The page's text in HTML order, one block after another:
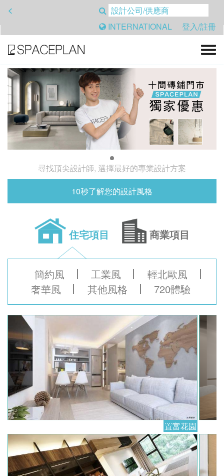
<
INTERNATIONAL
登入/註冊
尋找頂尖設計師, 選擇最好的專業設計方案
10秒了解您的設計風格
住宅項目 商業項目
簡約風 工業風
輕北歐風
奢華風
其他風格 720體驗
置富花園